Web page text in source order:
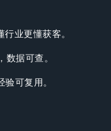
业更懂获客。
数据可查。
可复用。